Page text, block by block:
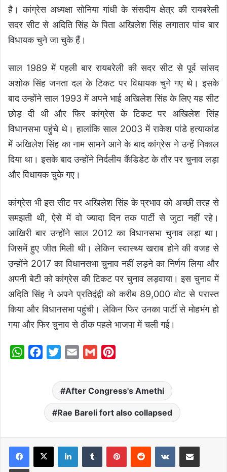
है। कांग्रेस अध्यक्षा सोनिया गांधी के संसदीय क्षेत्र की रायबरेली
सदर सीट से अदिति सिंह के पिता अखिलेश सिंह लगातार पांच बार
विधायक चुने जा चुके हैं।
साल 1989 में पहली बार रायबरेली की सदर सीट से पूर्व सांसद
अशोक सिंह जनता दल के टिकट पर विधायक चुने गए थे। इसके
बाद उन्होंने साल 1993 में अपने भाई अखिलेश सिंह के लिए यह सीट
छोड़ दी थी और फिर कांग्रेस के टिकट पर अखिलेश सिंह
विधानसभा पहुंचे थे। हालांकि साल 2003 में राकेश पांडे हत्याकांड
में अखिलेश सिंह का नाम सामने आने के बाद कांग्रेस ने उन्हें निकाल
दिया था। इसके बाद उन्होंने निर्दलीय कैंडिडेट के तौर पर चुनाव लड़ा
और विधायक चुके गए।
कांग्रेस भी इस सीट पर अखिलेश सिंह के प्रभाव को अच्छी तरह से
समझती थी, ऐसे में वो ज्यादा दिन तक पार्टी से जुटा नहीं रहे।
आखिरी बार उन्होंने साल 2012 का विधानसभा चुनाव लड़ा था।
जिसमें हुए जीत मिली थी। लेकिन स्वास्थ्य खराब होने की वजह से
उन्होंने 2017 का विधानसभा चुनाव नहीं लड़ने का निर्णय लिया और
अपनी बेटी को कांग्रेस की टिकट पर चुनाव लड़वाया। इस चुनाव में
अदिति सिंह ने अपने प्रतिद्वंद्वी को करीब 89,000 वोट से परास्त
किया और विधानसभा पहुंची। लेकिन फिर उनका पार्टी से मोहभंग हो
गया और फिर चुनाव से ठीक पहले भाजपा में चली गई।
W
p
b
o
o
k
i
t
t
e
r
a
i
l
G
a
i
n
t
e
r
e
s
t
After Congress's Amethi
Rae Bareli fort also collapsed